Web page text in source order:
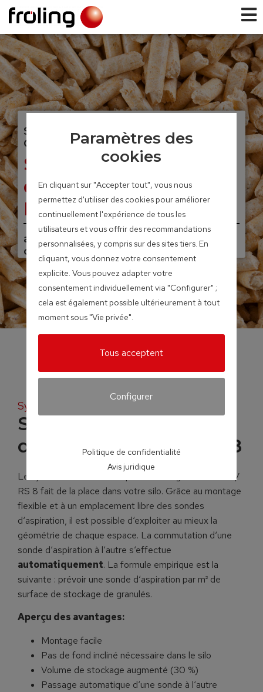
SYSTEMES D’EXTRACTION POUR
GRANULES
Système d’aspiration
des granulés RS4 /
RS8
avec soufflage automatique à
contre courant
Systèmes d’extraction pour granulés
Système d’aspiration
des granulés RS4 / RS8
Le système à sondes d‘aspiration des granulés RS 4 /
RS 8 fait de la place dans votre silo. Grâce au montage
flexible et à un emplacement libre des sondes
d‘aspiration, il est possible d‘exploiter au mieux la
géométrie de chaque espace. La commutation d‘une
sonde d‘aspiration à l‘autre s‘effectue
automatiquement. La formule empirique est la
suivante : prévoir une sonde d‘aspiration par m² de
surface de stockage de granulés.
Aperçu des avantages:
Montage facile
Pas de fond incliné nécessaire dans le silo
Volume de stockage augmenté (30 %)
Passage automatique d‘une sonde à l‘autre
Paramètres des
cookies
En cliquant sur "Accepter tout", vous nous
permettez d'utiliser des cookies pour améliorer
continuellement l'expérience de tous les
utilisateurs et vous offrir des recommandations
personnalisées, y compris sur des sites tiers. En
cliquant, vous donnez votre consentement
explicite. Vous pouvez adapter votre
consentement individuellement via "Configurer" ;
cela est également possible ultérieurement à tout
moment sous "Vie privée".
Tous acceptent
Configurer
Politique de confidentialité
Avis juridique